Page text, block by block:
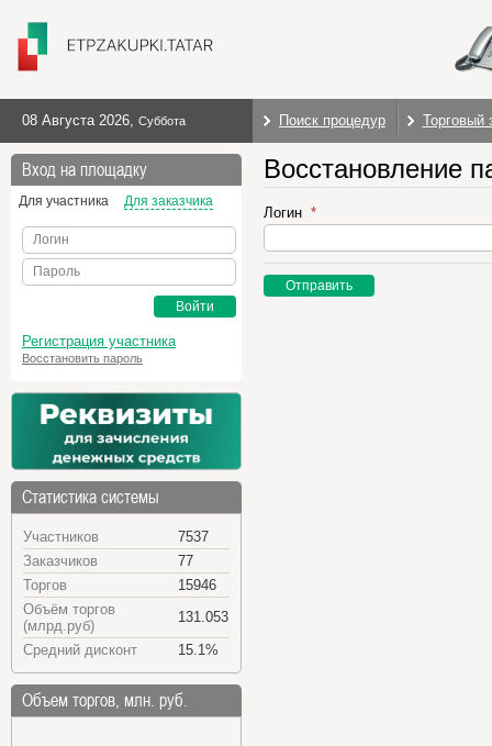
08 Августа 2026, Суббота Поиск процедур Торговый
Вход на площадку
Для участника Для заказчика
Логин
Пароль
Войти
Регистрация участника
Восстановить пароль
Статистика системы
Участников
7537
Заказчиков
77
Торгов
15946
Объём торгов
(млрд.руб)
131.053
Средний дисконт
15.1%
Объем торгов, млн. руб.
Восстановление
Логин
Отправить